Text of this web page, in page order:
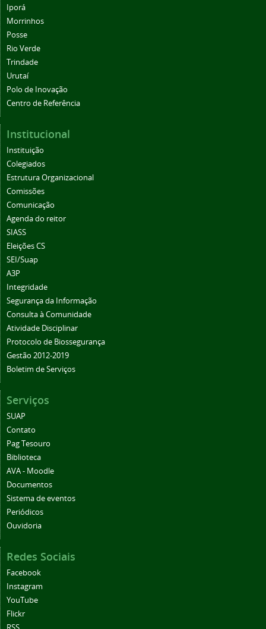
Iporá
Morrinhos
Posse
Rio Verde
Trindade
Urutaí
Polo de Inovação
Centro de Referência
Institucional
Instituição
Colegiados
Estrutura Organizacional
Comissões
Comunicação
Agenda do reitor
SIASS
Eleições CS
SEI/Suap
A3P
Integridade
Segurança da Informação
Consulta à Comunidade
Atividade Disciplinar
Protocolo de Biossegurança
Gestão 2012-2019
Boletim de Serviços
Serviços
SUAP
Contato
Pag Tesouro
Biblioteca
AVA - Moodle
Documentos
Sistema de eventos
Periódicos
Ouvidoria
Redes Sociais
Facebook
Instagram
YouTube
Flickr